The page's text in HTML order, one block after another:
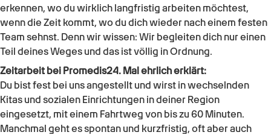
erkennen, wo du wirklich langfristig arbeiten möchtest,
wenn die Zeit kommt, wo du dich wieder nach einem festen
Team sehnst. Denn wir wissen: Wir begleiten dich nur einen
Teil deines Weges und das ist völlig in Ordnung.
Zeitarbeit bei Promedis24. Mal ehrlich erklärt:
Du bist fest bei uns angestellt und wirst in wechselnden
Kitas und sozialen Einrichtungen in deiner Region
eingesetzt, mit einem Fahrtweg von bis zu 60 Minuten.
Manchmal geht es spontan und kurzfristig, oft aber auch